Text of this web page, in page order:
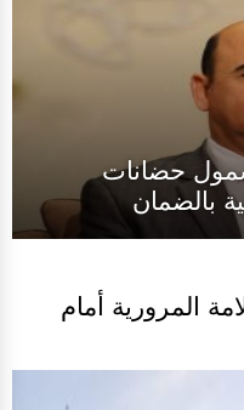
حضانات
بالضمان
المرورية أمام